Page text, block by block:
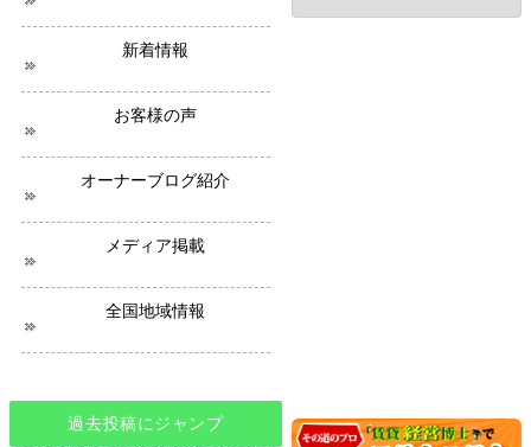
新着情報
お客様の声
オーナーブログ紹介
メディア掲載
全国地域情報
の
過去投稿にジャンプ